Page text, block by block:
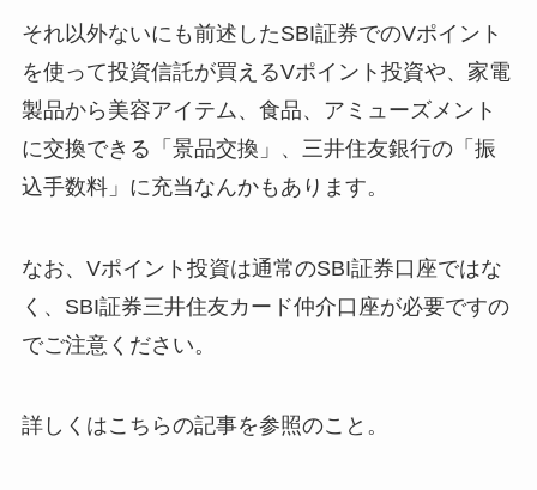
それ以外ないにも前述したSBI証券でのVポイント
を使って投資信託が買えるVポイント投資や、家電
製品から美容アイテム、食品、アミューズメント
に交換できる「景品交換」、三井住友銀行の「振
込手数料」に充当なんかもあります。
なお、Vポイント投資は通常のSBI証券口座ではな
く、SBI証券三井住友カード仲介口座が必要ですの
でご注意ください。
詳しくはこちらの記事を参照のこと。